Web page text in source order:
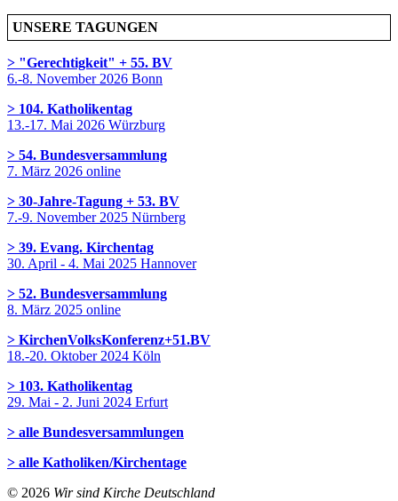
UNSERE TAGUNGEN
> "Gerechtigkeit" + 55. BV
6.-8. November 2026 Bonn
> 104. Katholikentag
13.-17. Mai 2026 Würzburg
> 54. Bundesversammlung
7. März 2026 online
> 30-Jahre-Tagung + 53. BV
7.-9. November 2025 Nürnberg
> 39. Evang. Kirchentag
30. April - 4. Mai 2025 Hannover
> 52. Bundesversammlung
8. März 2025 online
> KirchenVolksKonferenz+51.BV
18.-20. Oktober 2024 Köln
> 103. Katholikentag
29. Mai - 2. Juni 2024 Erfurt
> alle Bundesversammlungen
> alle Katholiken/Kirchentage
© 2026 Wir sind Kirche Deutschland